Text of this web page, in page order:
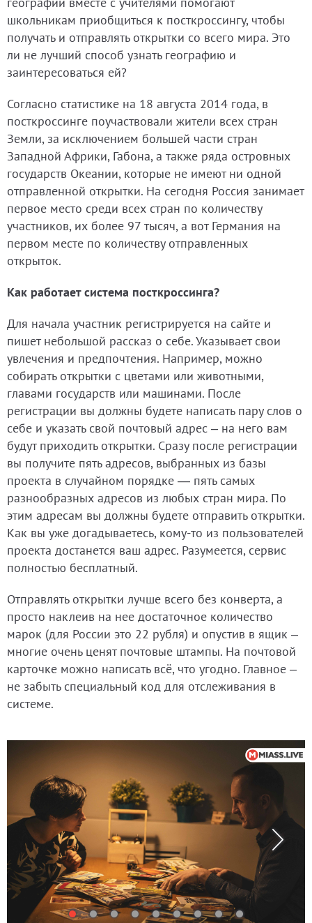
школьникам приобщиться к посткроссингу, чтобы
получать и отправлять открытки со всего мира. Это
ли не лучший способ узнать географию и
заинтересоваться ей?
Согласно статистике на 18 августа 2014 года, в
посткроссинге поучаствовали жители всех стран
Земли, за исключением большей части стран
Западной Африки, Габона, а также ряда островных
государств Океании, которые не имеют ни одной
отправленной открытки. На сегодня Россия занимает
первое место среди всех стран по количеству
участников, их более 97 тысяч, а вот Германия на
первом месте по количеству отправленных
открыток.
Как работает система посткроссинга?
Для начала участник регистрируется на сайте и
пишет небольшой рассказ о себе. Указывает свои
увлечения и предпочтения. Например, можно
собирать открытки с цветами или животными,
главами государств или машинами. После
регистрации вы должны будете написать пару слов о
себе и указать свой почтовый адрес – на него вам
будут приходить открытки. Сразу после регистрации
вы получите пять адресов, выбранных из базы
проекта в случайном порядке — пять самых
разнообразных адресов из любых стран мира. По
этим адресам вы должны будете отправить открытки.
Как вы уже догадываетесь, кому-то из пользователей
проекта достанется ваш адрес. Разумеется, сервис
полностью бесплатный.
Отправлять открытки лучше всего без конверта, а
просто наклеив на нее достаточное количество
марок (для России это 22 рубля) и опустив в ящик –
многие очень ценят почтовые штампы. На почтовой
карточке можно написать всё, что угодно. Главное –
не забыть специальный код для отслеживания в
системе.